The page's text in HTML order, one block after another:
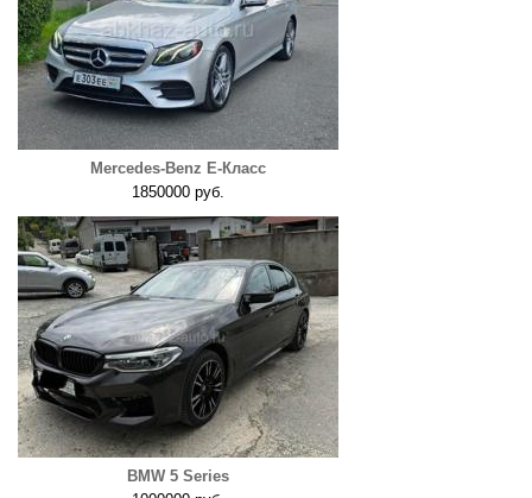
Mercedes-Benz E-Класс
1850000 руб.
BMW 5 Series